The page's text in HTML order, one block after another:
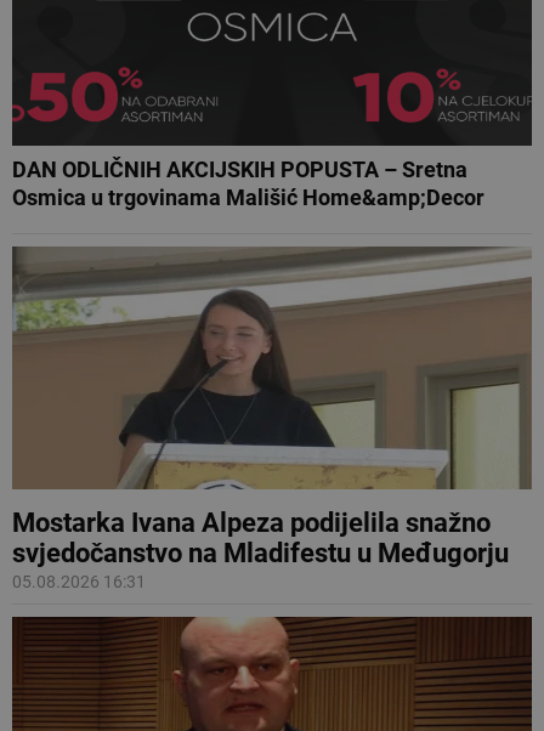
DAN ODLIČNIH AKCIJSKIH POPUSTA – Sretna
Osmica u trgovinama Mališić Home&amp;Decor
Mostarka Ivana Alpeza podijelila snažno
svjedočanstvo na Mladifestu u Međugorju
05.08.2026 16:31